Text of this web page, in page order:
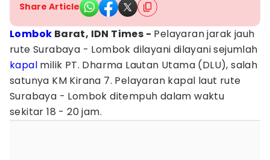
Share Article
Lombok Barat, IDN Times - Pelayaran jarak jauh
rute Surabaya - Lombok dilayani dilayani sejumlah
kapal milik PT. Dharma Lautan Utama (DLU), salah
satunya KM Kirana 7. Pelayaran kapal laut rute
Surabaya - Lombok ditempuh dalam waktu
sekitar 18 - 20 jam.